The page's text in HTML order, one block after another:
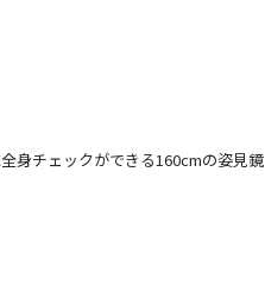
身チェックができる160cmの姿見鏡